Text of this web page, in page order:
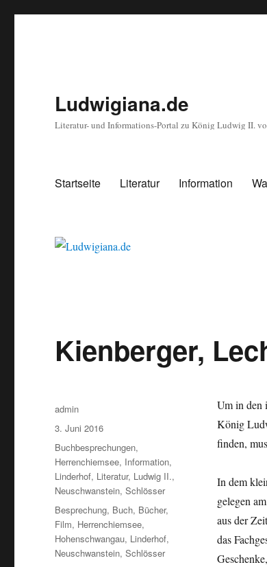
Ludwigiana.de
Literatur- und Informations-Portal zu König Ludwig II.
Startseite Literatur Information
Kienberger,
Um in den
König
finden,
In dem
gelegen
aus der
das
Autor
admin
Veröffentlicht
am
3. Juni 2016
Kategorien
Buchbesprechungen,
Herrenchiemsee, Information,
Linderhof, Literatur, Ludwig II.,
Neuschwanstein,Schlösser
Schlagwörter
Besprechung, Buch, Bücher,
Film, Herrenchiemsee,
Hohenschwangau, Linderhof,
Neuschwanstein,Schlösser